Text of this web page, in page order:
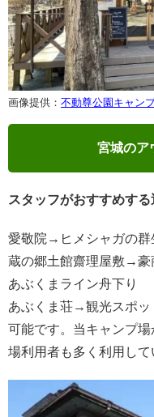
画像提供： 不動尊公園キャン
宮城のア
スタッフがおすすめす
愛敬院→ヒメシャガの群
蔵の郷土館齋理屋敷→豪
あぶくまライン舟下り
あぶくま荘→観光スポッ
可能です。当キャンプ
場利用者も多く利用して